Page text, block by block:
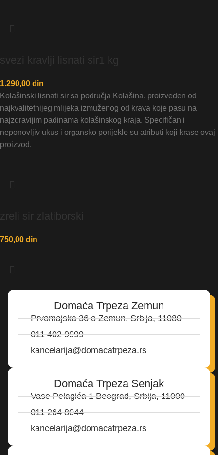
svezi kravlji lisnati sir1 kg
1.290,00 din
Kolašinski lisnati sir sa područja Kolašina, proizveden od
najkvalitetnijeg mlijeka izmuženog od krava koje pasu na
najzdravijim padinama kolašinskog kraja. Specifičan i
neponovljiv ukus i organsko porijeklo su atributi koji krase ovaj
proizvod.
zreli sir zlatiborski
750,00 din
Domaća Trpeza Zemun
Prvomajska 36 o Zemun, Srbija, 11080
011 402 9999
kancelarija@domacatrpeza.rs
Domaća Trpeza Senjak
Vase Pelagića 1 Beograd, Srbija, 11000
011 264 8044
kancelarija@domacatrpeza.rs